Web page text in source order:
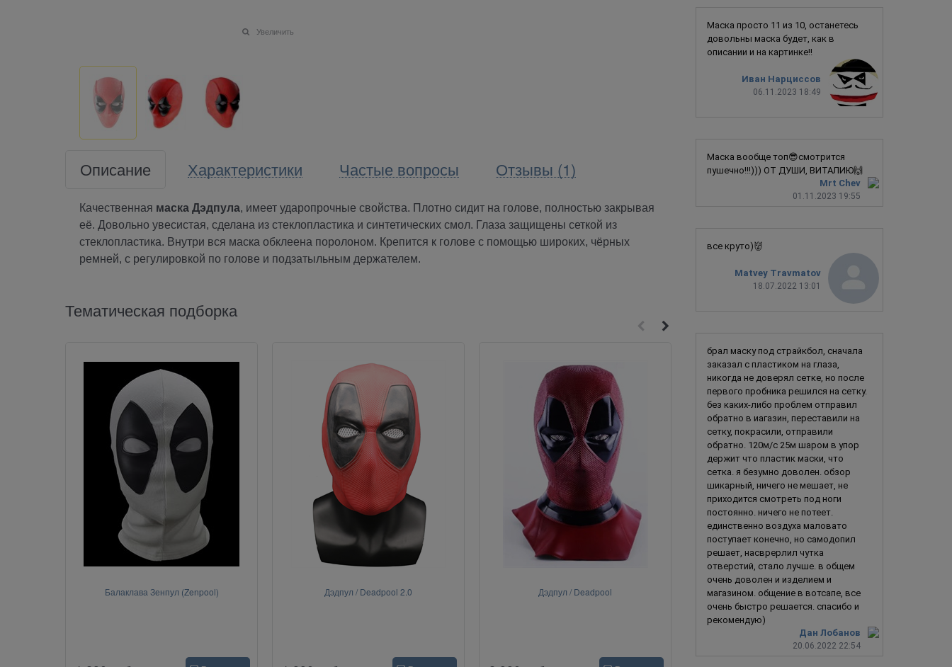
Увеличить
Описание Характеристики Частые вопросы Отзывы (1)
Качественная маска Дэдпула, имеет ударопрочные свойства. Плотно сидит на голове, полностью закрывая
её. Довольно увесистая, сделана из стеклопластика и синтетических смол. Глаза защищены сеткой из
стеклопластика. Внутри вся маска обклеена поролоном. Крепится к голове с помощью широких, чёрных
ремней, с регулировкой по голове и подзатыльным держателем.
Тематическая подборка
Балаклава Зенпул (Zenpool) Дэдпул / Deadpool 2.0 Дэдпул / Deadpool Дэдпул / Deadpool
Иван Нарциссов
06.11.2023 18:49
Маска просто 11 из 10, останетесь
довольны маска будет, как в
описании и на картинке!!
Mrt Chev
01.11.2023 19:55
Маска вообще топ😎смотрится
пушечно!!!))) ОТ ДУШИ, ВИТАЛИЮ🙌
Matvey Travmatov
18.07.2022 13:01
все круто)👹
Дан Лобанов
20.06.2022 22:54
брал маску под страйкбол, сначала
заказал с пластиком на глаза,
никогда не доверял сетке, но после
первого пробника решился на сетку.
без каких-либо проблем отправил
обратно в иагазин, переставили на
сетку, покрасили, отправили
обратно. 120м/с 25м шаром в упор
держит что пластик маски, что
сетка. я безумно доволен. обзор
шикарный, ничего не мешает, не
приходится смотреть под ноги
постоянно. ничего не потеет.
единственно воздуха маловато
поступает конечно, но самодопил
решает, насврерлил чутка
отверстий, стало лучше. в общем
очень доволен и изделием и
магазином. общение в вотсапе, все
очень быстро решается. спасибо и
рекомендую)